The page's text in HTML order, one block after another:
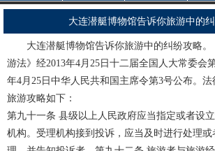
大连潜艇博物馆告诉你旅游中的
大连潜艇博物馆告诉你旅游中的纠纷攻略。
游法》经2013年4月25日十二届全国人大常委会
年4月25日中华人民共和国主席令第3号公布。
旅游攻略如下：
第九十一条 县级以上人民政府应当指定或者设
机构。受理机构接到投诉，应当及时进行处理